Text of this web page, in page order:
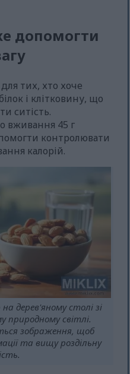
допомогти
тих, хто хоче
і клітковину, що
ситість.
вживання 45 г
контролювати
калорій.
дерев'яному столі зі
природному світлі.
зображення, щоб
та вищу роздільну